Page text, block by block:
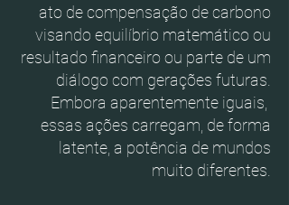
ato de compensação de carbono
visando equilíbrio matemático ou
resultado financeiro ou parte de um
diálogo com gerações futuras.
Embora aparentemente iguais,
essas ações carregam, de forma
latente, a potência de mundos
muito diferentes.